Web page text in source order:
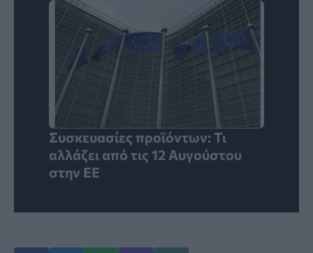
Συσκευασίες προϊόντων: Τι
αλλάζει από τις 12 Αυγούστου
στην ΕΕ